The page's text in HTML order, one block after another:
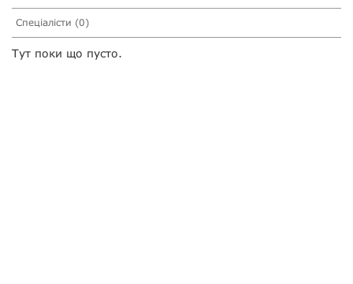
Спеціалісти (0)
Тут поки що пусто.